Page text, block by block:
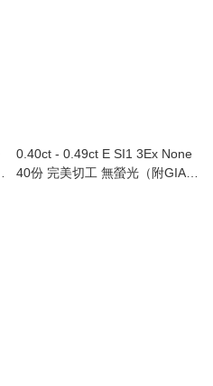
0.40ct - 0.49ct E SI1 3Ex None
40份 完美切工 無螢光（附GIA證